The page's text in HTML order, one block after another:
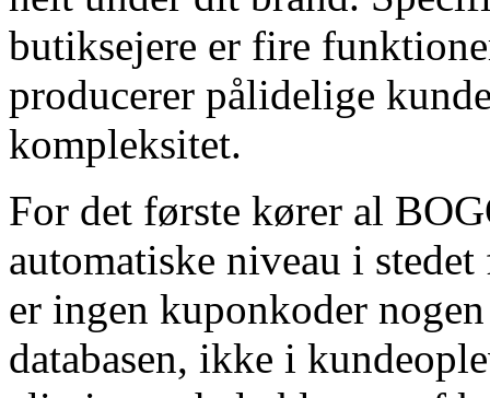
butiksejere er fire
producerer pålidelige
kompleksitet.
For det første kører al
automatiske niveau i
er ingen kuponkoder
databasen, ikke i